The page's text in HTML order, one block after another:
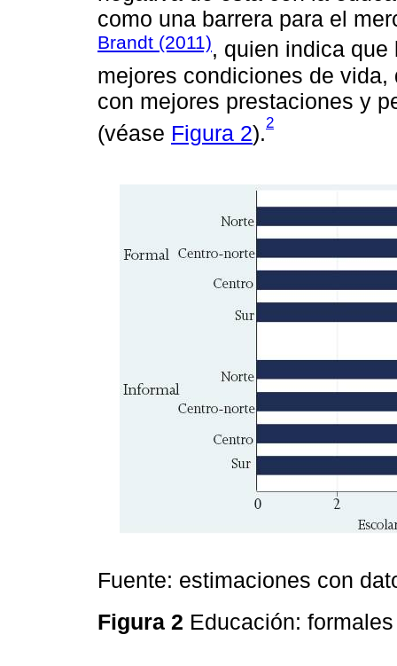
como una barrera para el
Brandt (2011), quien indica
mejores condiciones de
con mejores prestaciones y
(véase Figura 2).2
Fuente: estimaciones con
Figura 2 Educación: